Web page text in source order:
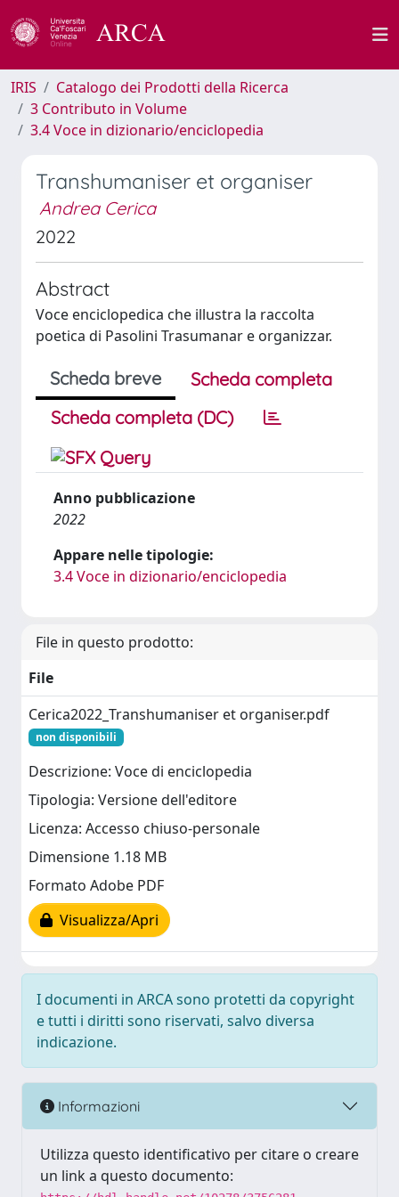
IRIS
Catalogo dei Prodotti della Ricerca
3 Contributo in Volume
3.4 Voce in dizionario/enciclopedia
Transhumaniser et organiser
Andrea Cerica
2022
Abstract
Voce enciclopedica che illustra la raccolta
poetica di Pasolini Trasumanar e organizzar.
Scheda breve
Scheda completa
Scheda completa (DC)
Anno pubblicazione
2022
Appare nelle tipologie:
3.4 Voce in dizionario/enciclopedia
File in questo prodotto:
File
Cerica2022_Transhumaniser et organiser.pdf
non disponibili
Descrizione: Voce di enciclopedia
Tipologia: Versione dell'editore
Licenza: Accesso chiuso-personale
Dimensione 1.18 MB
Formato Adobe PDF
Visualizza/Apri
I documenti in ARCA sono protetti da copyright
e tutti i diritti sono riservati, salvo diversa
indicazione.
Informazioni
Utilizza questo identificativo per citare o creare
un link a questo documento: